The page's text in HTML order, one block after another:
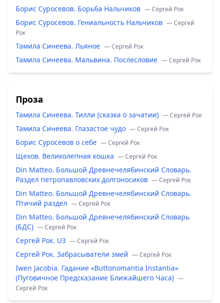
Борис Суросевов. Борьба Нальчиков — Сергей Рок
Борис Суросевов. Гениальность Нальчиков — Сергей
Рок
Тамила Синеева. Льяное — Сергей Рок
Тамила Синеева. Мальвина. Послесловие — Сергей Рок
Проза
Тамила Синеева. Тилли (сказка о зачатии) — Сергей Рок
Тамила Синеева. Глазастое чудо — Сергей Рок
Борис Суросевов о себе — Сергей Рок
Щехов. Великолепная кошка — Сергей Рок
Din Matteo. Большой Древнечелябинский Словарь.
Раздел петропавловских долгоносиков — Сергей Рок
Din Matteo. Большой Древнечелябинский Словарь.
Птичий раздел — Сергей Рок
Din Matteo. Большой Древнечелябинский Словарь
(БДС) — Сергей Рок
Сергей Рок. U3 — Сергей Рок
Сергей Рок. Забрасыватели змей — Сергей Рок
Iwen Jacobia. Гадание «Buttonomantia Instantia»
(Пуговичное Предсказание Ближайшего Часа) —
Сергей Рок